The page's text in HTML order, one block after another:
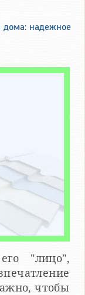
дома: надежное
"лицо",
чтобы